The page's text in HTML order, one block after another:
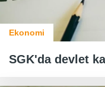
Ekonomi
SGK'da devlet